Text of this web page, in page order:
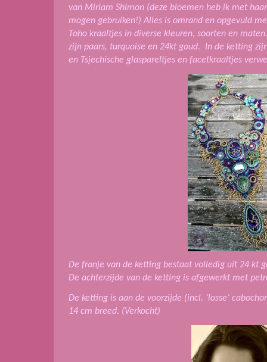
van Miriam Shimon (deze bloemen heb ik met
mogen gebruiken!) Alles is omrand en opgevuld
Toho kraaltjes in diverse kleuren, soorten en
zijn paars, turquoise en 24kt goud. In de ketting
en Tsjechische glaspareltjes en facetkraaltjes
De franje van de ketting bestaat volledig uit 24 kt
De achterzijde van de ketting is afgewerkt met
De ketting is aan de voorzijde (incl. ‘losse’
14 cm breed. (Verkocht)